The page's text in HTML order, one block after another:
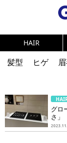
HAIR
髪型 ヒゲ
メンズコスメ
テストステロン
グロ
さ」